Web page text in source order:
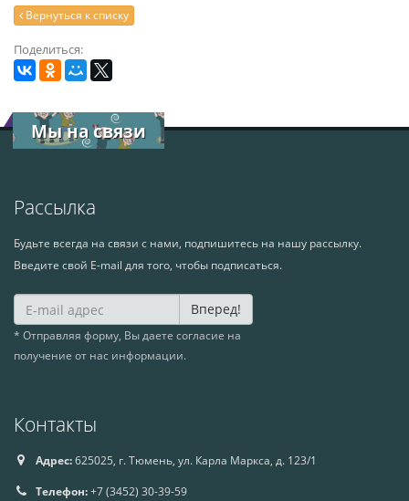
Вернуться к списку
Поделиться:
Мы на связи
Рассылка
Будьте всегда на связи с нами, подпишитесь на нашу рассылку.
Введите свой E-mail для того, чтобы подписаться.
Вперед!
* Отправляя форму, Вы даете согласие на
получение от нас информации.
Контакты
Адрес:625025, г. Тюмень, ул. Карла Маркса, д. 123/1
Телефон:+7 (3452) 30-39-59